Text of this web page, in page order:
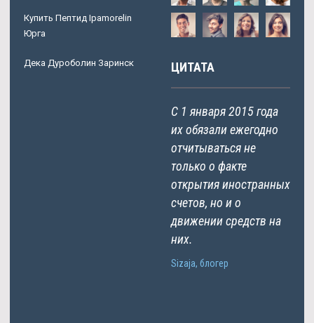
Купить Пептид Ipamorelin
Юрга
Дека Дуроболин Заринск ЦИТАТА
С 1 января 2015 года
их обязали ежегодно
отчитываться не
только о факте
открытия иностранных
счетов, но и о
движении средств на
них.
Sizaja, блогер